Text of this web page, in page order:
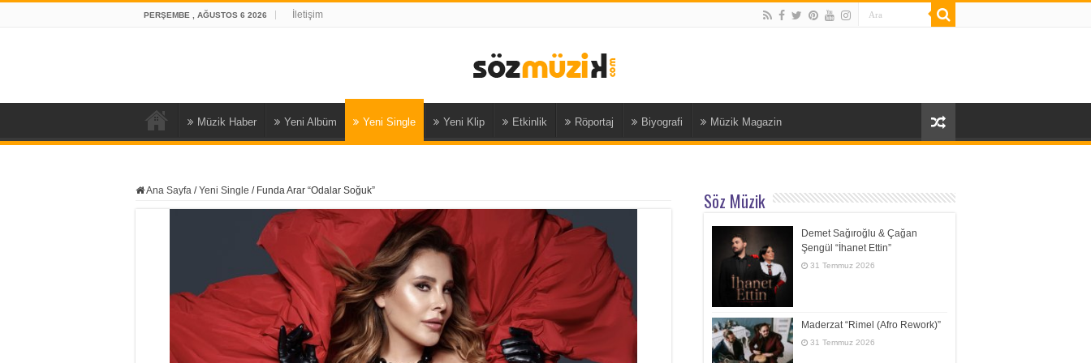
PERŞEMBE , AĞUSTOS 6 2026 İletişim
Müzik Haber Yeni Albüm Yeni Single Yeni Klip Etkinlik Röportaj Biyografi Müzik Magazin
Ana Sayfa / Yeni Single / Funda Arar “Odalar Soğuk” Söz Müzik
Demet Sağıroğlu & Çağan
Şengül “İhanet Ettin”
31 Temmuz 2026
Maderzat “Rimel (Afro Rework)”
31 Temmuz 2026